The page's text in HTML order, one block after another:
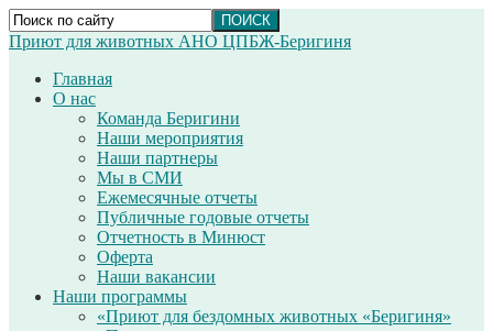
Приют для животных АНО ЦПБЖ-Беригиня
Главная
О нас
Команда Беригини
Наши мероприятия
Наши партнеры
Мы в СМИ
Ежемесячные отчеты
Публичные годовые отчеты
Отчетность в Минюст
Оферта
Наши вакансии
Наши программы
«Приют для бездомных животных «Беригиня»